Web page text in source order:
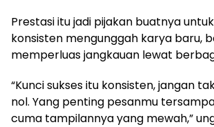
Prestasi itu jadi pijakan buatnya
konsisten mengunggah karya baru,
memperluas jangkauan lewat
“Kunci sukses itu konsisten, jangan
nol. Yang penting pesanmu
cuma tampilannya yang mewah,”